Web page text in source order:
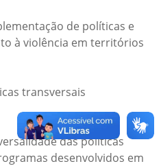
de políticas e
à violência em territórios
transversais
das políticas
desenvolvidos em